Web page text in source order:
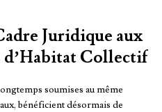
Juridique aux
d’Habitat Collectif
soumises au même
bénéficient désormais de